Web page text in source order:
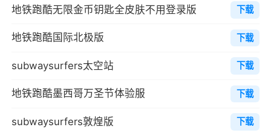
新的那个用令牌打那个模式，我一开始以为是什
么新模式，结果一看还是道具赛，希望增加新模
式，最好多一点不要每次只换地图，有点无聊。
还有那个限定角色搭配滑板也可以不是+5得分希
望增加一点别的效果也希望加一点别道具总是吸
铁词那一些，有一点玩腻了如果再能看到这个就
搞一下吧，不然真的以后总会有很多人会退游希
地铁跑酷无限金币钥匙全皮肤不用登录版 下载
地铁跑酷国际北极版 下载
subwaysurfers太空站 下载
地铁跑酷墨西哥万圣节体验服 下载
subwaysurfers敦煌版 下载